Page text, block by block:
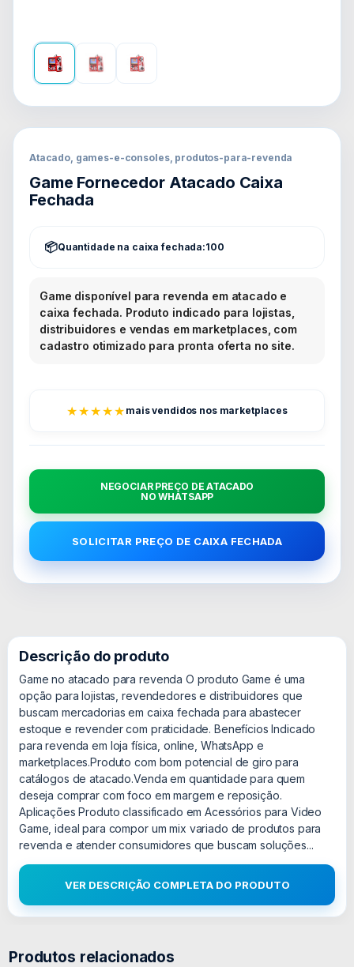
Atacado, games-e-consoles, produtos-para-revenda
Game Fornecedor Atacado Caixa
Fechada
Quantidade na caixa fechada:100
Game disponível para revenda em atacado e
caixa fechada. Produto indicado para lojistas,
distribuidores e vendas em marketplaces, com
cadastro otimizado para pronta oferta no site.
★★★★★ mais vendidos nos marketplaces
NEGOCIAR PREÇO DE ATACADO
NO WHATSAPP
SOLICITAR PREÇO DE CAIXA FECHADA
Descrição do produto
Game no atacado para revenda O produto Game é uma
opção para lojistas, revendedores e distribuidores que
buscam mercadorias em caixa fechada para abastecer
estoque e revender com praticidade. Benefícios Indicado
para revenda em loja física, online, WhatsApp e
marketplaces.Produto com bom potencial de giro para
catálogos de atacado.Venda em quantidade para quem
deseja comprar com foco em margem e reposição.
Aplicações Produto classificado em Acessórios para Video
Game, ideal para compor um mix variado de produtos para
revenda e atender consumidores que buscam soluções...
VER DESCRIÇÃO COMPLETA DO PRODUTO
Produtos relacionados